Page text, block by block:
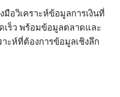
มือวิเคราะห์ข้อมูลการเงินที่
เร็ว พร้อมข้อมูลตลาดและ
ะห์ที่ต้องการข้อมูลเชิงลึก